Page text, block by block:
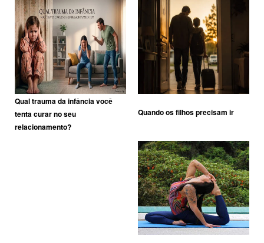
Qual trauma da infância você
tenta curar no seu
relacionamento?
Quando os filhos precisam ir